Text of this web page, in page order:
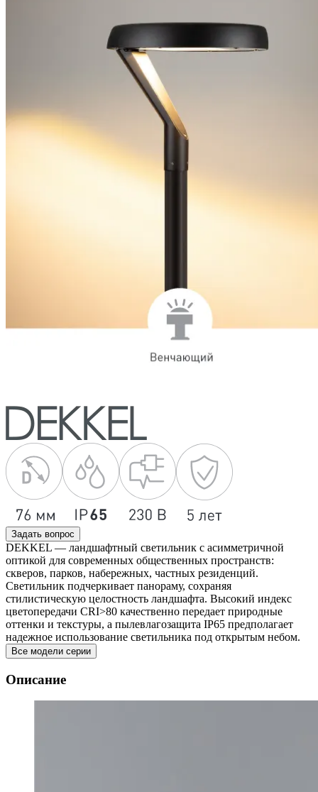
Задать вопрос
DEKKEL — ландшафтный светильник с асимметричной
оптикой для современных общественных пространств:
скверов, парков, набережных, частных резиденций.
Светильник подчеркивает панораму, сохраняя
стилистическую целостность ландшафта. Высокий индекс
цветопередачи CRI>80 качественно передает природные
оттенки и текстуры, а пылевлагозащита IP65 предполагает
надежное использование светильника под открытым небом.
Все модели серии
Описание